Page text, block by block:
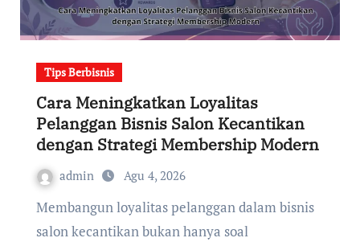
Tips Berbisnis
Cara Meningkatkan Loyalitas
Pelanggan Bisnis Salon Kecantikan
dengan Strategi Membership Modern
admin Agu 4, 2026
Membangun loyalitas pelanggan dalam bisnis
salon kecantikan bukan hanya soal